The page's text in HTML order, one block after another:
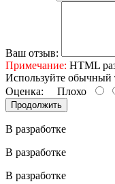
Ваш отзыв:
Примечание: HTML
Используйте обычный
Оценка: Плохо
Продолжить
В разработке
В разработке
В разработке